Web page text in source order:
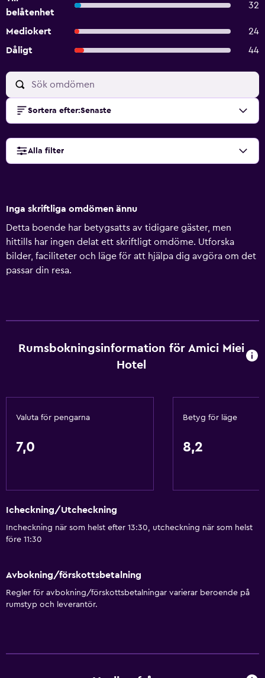
belåtenhet
32
Mediokert
24
Dåligt
44
Sortera efter:Senaste
Alla filter
Inga skriftliga omdömen ännu
Detta boende har betygsatts av tidigare gäster, men
hittills har ingen delat ett skriftligt omdöme. Utforska
bilder, faciliteter och läge för att hjälpa dig avgöra om det
passar din resa.
Rumsbokningsinformation för Amici Miei
Hotel
Valuta för pengarna
7,0
Betyg för läge
8,2
Icheckning/Utcheckning
Incheckning när som helst efter 13:30, utcheckning när som helst
före 11:30
Avbokning/förskottsbetalning
Regler för avbokning/förskottsbetalningar varierar beroende på
rumstyp och leverantör.